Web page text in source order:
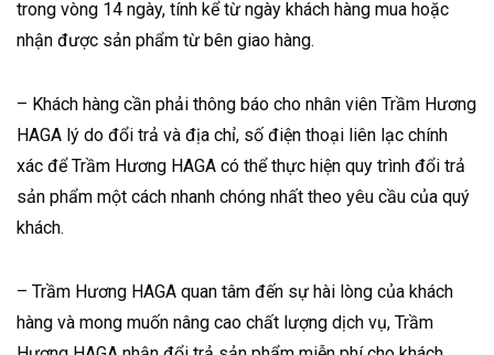
trong vòng 14 ngày, tính kể từ ngày khách hàng mua hoặc
nhận được sản phẩm từ bên giao hàng.
– Khách hàng cần phải thông báo cho nhân viên Trầm Hương
HAGA lý do đổi trả và địa chỉ, số điện thoại liên lạc chính
xác để Trầm Hương HAGA có thể thực hiện quy trình đổi trả
sản phẩm một cách nhanh chóng nhất theo yêu cầu của quý
khách.
– Trầm Hương HAGA quan tâm đến sự hài lòng của khách
hàng và mong muốn nâng cao chất lượng dịch vụ, Trầm